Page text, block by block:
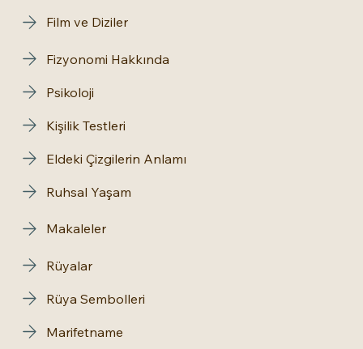
Film ve Diziler
Makaleler
Fizyonomi Hakkında
Psikoloji
Kişilik Testleri
Eldeki Çizgilerin Anlamı
Ruhsal Yaşam
Rüyalar
Rüya Sembolleri
Marifetname